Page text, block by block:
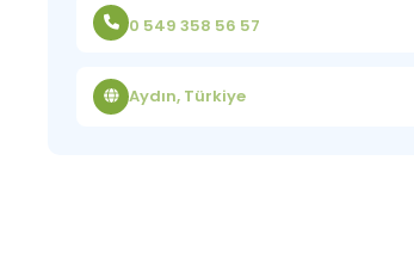
0 549 358 56 57
Aydın, Türkiye